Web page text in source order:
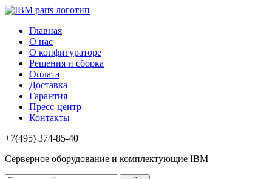
Главная
О нас
О конфигураторе
Решения и сборка
Оплата
Доставка
Гарантия
Пресс-центр
Контакты
+7(495) 374-85-40
Серверное оборудование и комплектующие IBM